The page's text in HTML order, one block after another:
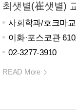
최샛별(崔샛별)
사회학과/호크마
이화·포스코관
02-3277-3910
READ More